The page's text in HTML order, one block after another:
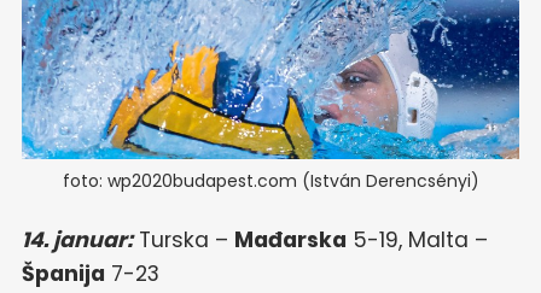
foto: wp2020budapest.com (István Derencsényi)
14. januar:Turska – Mađarska 5-19, Malta –
Španija 7-23